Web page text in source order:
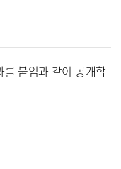
붙임과 같이 공개합